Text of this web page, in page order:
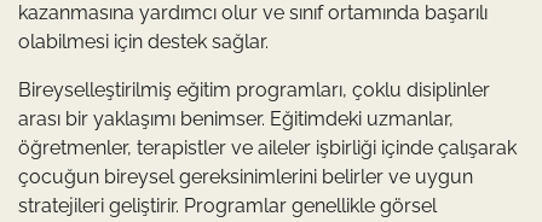
kazanmasına yardımcı olur ve sınıf ortamında başarılı
olabilmesi için destek sağlar.
Bireyselleştirilmiş eğitim programları, çoklu disiplinler
arası bir yaklaşımı benimser. Eğitimdeki uzmanlar,
öğretmenler, terapistler ve aileler işbirliği içinde çalışarak
çocuğun bireysel gereksinimlerini belirler ve uygun
stratejileri geliştirir. Programlar genellikle görsel